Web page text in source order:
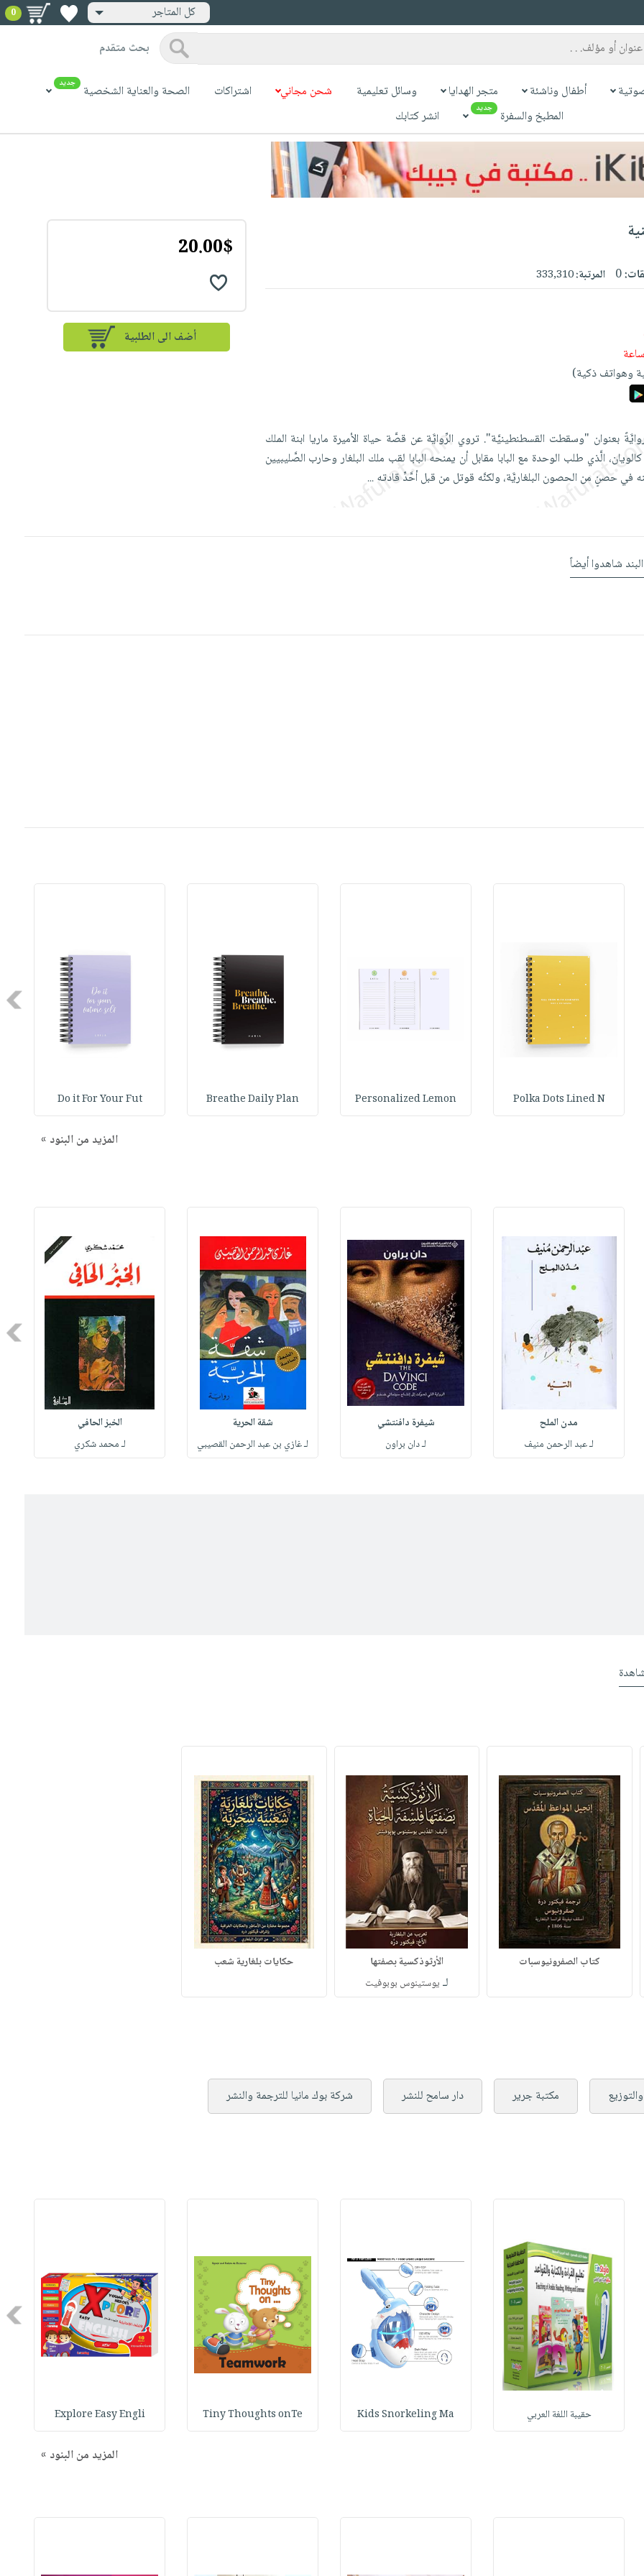
كل المتاجر 0
بحث متقدم
أطفال وناشئة متجر الهدايا وسائل تعليمية شحن مجاني اشتراكات الصحة والعناية الشخصية جديد
المطبخ والسفرة جديد انشر كتابك
0 المرتبة:333,310
وهواتف ذكية)
روايَّةً بعنوان "وسقطت القسطنطينيَّة". تروي الرِّوايَّة عن قصَّة حياة الأميرة ماريا ابنة الملك
الَّذي طلب الوحدة مع البابا مقابل أن يمنحه البابا لقب ملك البلغار وحارب الصَّليبيين
في حصنٍ من الحصون البلغاريَّة، ولكنَّه قوتل من قبل أحَّدِّ قادته...
20.00$
أضف الى الطلبية
شاهدوا أيضاً
Polka Dots Lined N
Personalized Lemon
Breathe Daily Plan
Do it For Your Fut
المزيد من البنود »
مدن الملح
لـ عبد الرحمن منيف
شيفرة دافنتشي
لـ دان براون
شقة الحرية
لـ غازي بن عبد الرحمن القصيبي
الخبز الحافي
لـ محمد شكري
كتاب الصفرونيوسبات الأرثوذكسية بصفتها
لـ يوستينوس بوبوفيت
حكايات بلغارية شعب
مكتبة جرير دار سامح للنشر شركة بوك مانيا للترجمة والنشر
حقيبة اللغة العربي Kids Snorkeling Ma
Tiny Thoughts onTe
Explore Easy Engli
المزيد من البنود »